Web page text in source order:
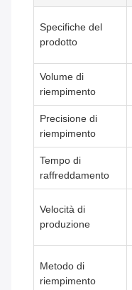
Specifiche del
prodotto
Volume di
riempimento
Precisione di
riempimento
Tempo di
raffreddamento
Velocità di
produzione
Metodo di
riempimento